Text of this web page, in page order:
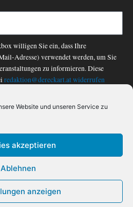
Website und unseren Service zu
akzeptieren
Ablehnen
anzeigen
o
-
f
willigen Sie ein, dass Ihre
Adresse) verwendet werden, um Sie
zu informieren. Diese
redaktion@dereckart.atwiderrufen
|AGB|WIDERRUF|
DIGITALE INHALTE